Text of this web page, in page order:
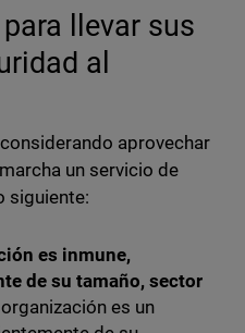
llevar sus
al
aprovechar
un servicio de
siguiente:
es inmune,
de su tamaño, sector
es un